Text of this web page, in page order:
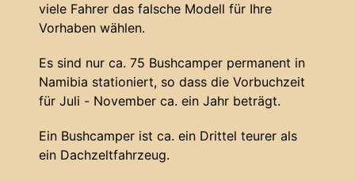
viele Fahrer das falsche Modell für Ihre
Vorhaben wählen.
Es sind nur ca. 75 Bushcamper permanent in
Namibia stationiert, so dass die Vorbuchzeit
für Juli - November ca. ein Jahr beträgt.
Ein Bushcamper ist ca. ein Drittel teurer als
ein Dachzeltfahrzeug.